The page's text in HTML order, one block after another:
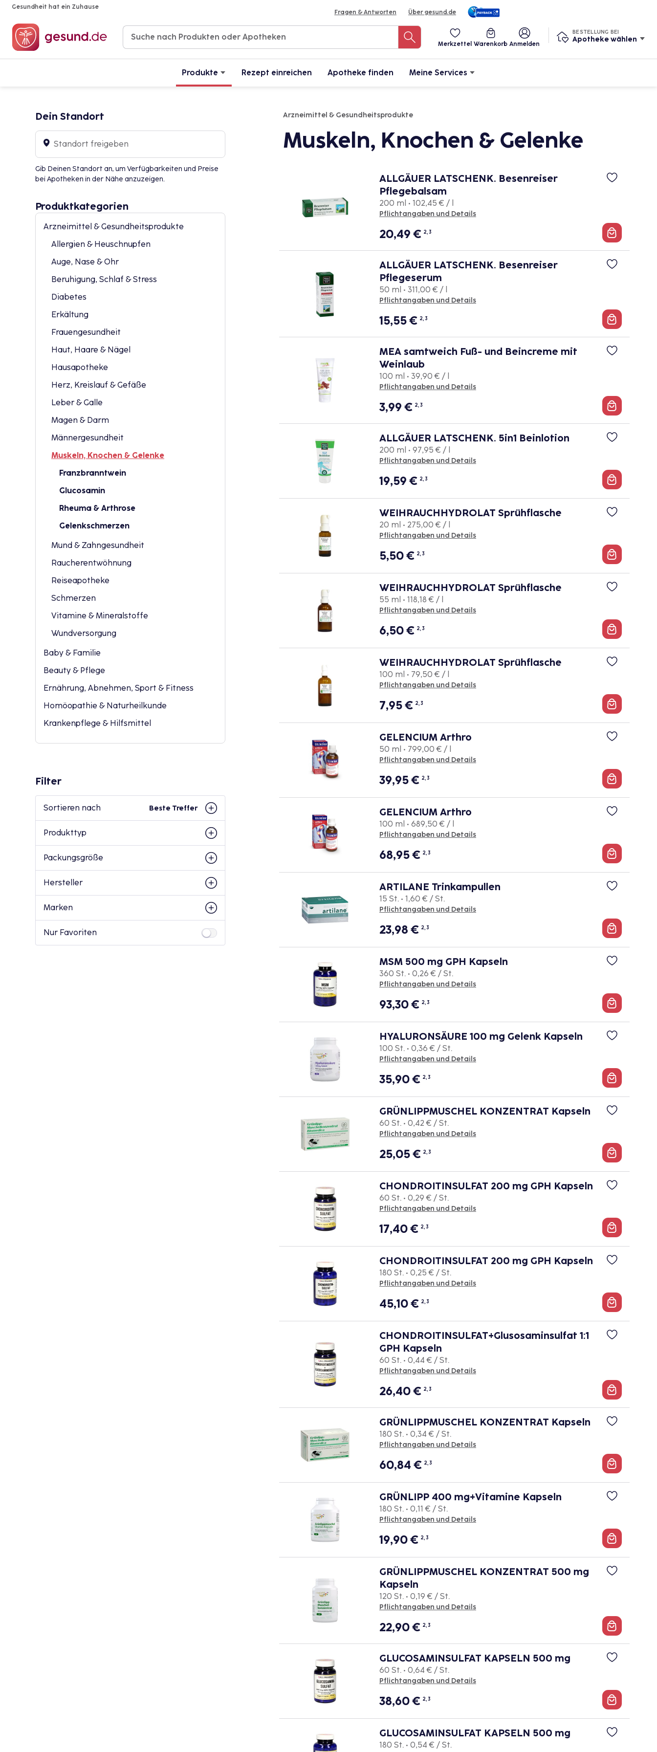
Gesundheit hat ein Zuhause
Fragen & Antworten Über gesund.de
Merkzettel Warenkorb Anmelden
BESTELLUNG BEI
Apotheke wählen
Produkte Rezept einreichen Apotheke finden Meine Services
Dein Standort
Standort freigeben
Gib Deinen Standort an, um Verfügbarkeiten und Preise
bei Apotheken in der Nähe anzuzeigen.
Produktkategorien
Arzneimittel & Gesundheitsprodukte
Allergien & Heuschnupfen
Auge, Nase & Ohr
Beruhigung, Schlaf & Stress
Diabetes
Erkältung
Frauengesundheit
Haut, Haare & Nägel
Hausapotheke
Herz, Kreislauf & Gefäße
Leber & Galle
Magen & Darm
Männergesundheit
Muskeln, Knochen & Gelenke
Franzbranntwein
Glucosamin
Rheuma & Arthrose
Gelenkschmerzen
Mund & Zahngesundheit
Raucherentwöhnung
Reiseapotheke
Schmerzen
Vitamine & Mineralstoffe
Wundversorgung
Baby & Familie
Beauty & Pflege
Ernährung, Abnehmen, Sport & Fitness
Homöopathie & Naturheilkunde
Krankenpflege & Hilfsmittel
Filter
Sortieren nach Beste Treffer
Produkttyp
Packungsgröße
Hersteller
Marken
Nur Favoriten
Arzneimittel & Gesundheitsprodukte
Muskeln, Knochen & Gelenke
ALLGÄUER LATSCHENK. Besenreiser
Pflegebalsam
200 ml • 102,45 € / l
Pflichtangaben und Details
20,49€ 2, 3
ALLGÄUER LATSCHENK. Besenreiser
Pflegeserum
50 ml • 311,00 € / l
Pflichtangaben und Details
15,55€ 2, 3
MEA samtweich Fuß- und Beincreme mit
Weinlaub
100 ml • 39,90 € / l
Pflichtangaben und Details
3,99€ 2, 3
ALLGÄUER LATSCHENK. 5in1 Beinlotion
200 ml • 97,95 € / l
Pflichtangaben und Details
19,59€ 2, 3
WEIHRAUCHHYDROLAT Sprühflasche
20 ml • 275,00 € / l
Pflichtangaben und Details
5,50€ 2, 3
WEIHRAUCHHYDROLAT Sprühflasche
55 ml • 118,18 € / l
Pflichtangaben und Details
6,50€ 2, 3
WEIHRAUCHHYDROLAT Sprühflasche
100 ml • 79,50 € / l
Pflichtangaben und Details
7,95€ 2, 3
GELENCIUM Arthro
50 ml • 799,00 € / l
Pflichtangaben und Details
39,95€ 2, 3
GELENCIUM Arthro
100 ml • 689,50 € / l
Pflichtangaben und Details
68,95€ 2, 3
ARTILANE Trinkampullen
15 St. • 1,60 € / St.
Pflichtangaben und Details
23,98€ 2, 3
MSM 500 mg GPH Kapseln
360 St. • 0,26 € / St.
Pflichtangaben und Details
93,30€ 2, 3
HYALURONSÄURE 100 mg Gelenk Kapseln
100 St. • 0,36 € / St.
Pflichtangaben und Details
35,90€ 2, 3
GRÜNLIPPMUSCHEL KONZENTRAT Kapseln
60 St. • 0,42 € / St.
Pflichtangaben und Details
25,05€ 2, 3
CHONDROITINSULFAT 200 mg GPH Kapseln
60 St. • 0,29 € / St.
Pflichtangaben und Details
17,40€ 2, 3
CHONDROITINSULFAT 200 mg GPH Kapseln
180 St. • 0,25 € / St.
Pflichtangaben und Details
45,10€ 2, 3
CHONDROITINSULFAT+Glusosaminsulfat 1:1
GPH Kapseln
60 St. • 0,44 € / St.
Pflichtangaben und Details
26,40€ 2, 3
GRÜNLIPPMUSCHEL KONZENTRAT Kapseln
180 St. • 0,34 € / St.
Pflichtangaben und Details
60,84€ 2, 3
GRÜNLIPP 400 mg+Vitamine Kapseln
180 St. • 0,11 € / St.
Pflichtangaben und Details
19,90€ 2, 3
GRÜNLIPPMUSCHEL KONZENTRAT 500 mg
Kapseln
120 St. • 0,19 € / St.
Pflichtangaben und Details
22,90€ 2, 3
GLUCOSAMINSULFAT KAPSELN 500 mg
60 St. • 0,64 € / St.
Pflichtangaben und Details
38,60€ 2, 3
GLUCOSAMINSULFAT KAPSELN 500 mg
180 St. • 0,54 € / St.